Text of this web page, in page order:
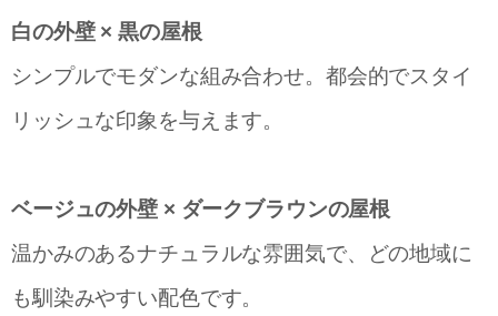
白の外壁 × 黒の屋根
シンプルでモダンな組み合わせ。都会的でスタイ
リッシュな印象を与えます。
ベージュの外壁 × ダークブラウンの屋根
温かみのあるナチュラルな雰囲気で、どの地域に
も馴染みやすい配色です。